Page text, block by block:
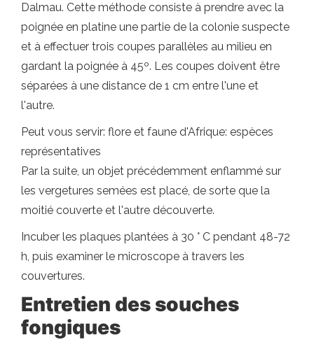
Dalmau. Cette méthode consiste à prendre avec la
poignée en platine une partie de la colonie suspecte
et à effectuer trois coupes parallèles au milieu en
gardant la poignée à 45º. Les coupes doivent être
séparées à une distance de 1 cm entre l'une et
l'autre.
Peut vous servir: flore et faune d'Afrique: espèces
représentatives
Par la suite, un objet précédemment enflammé sur
les vergetures semées est placé, de sorte que la
moitié couverte et l'autre découverte.
Incuber les plaques plantées à 30 ° C pendant 48-72
h, puis examiner le microscope à travers les
couvertures.
Entretien des souches
fongiques